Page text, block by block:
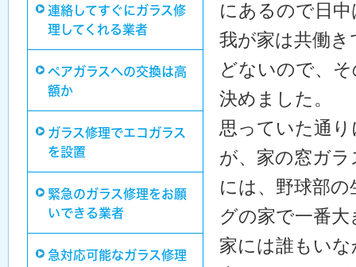
連絡してすぐにガラス修
理してくれる業者
ペアガラスへの交換は高
額か
ガラス修理でエコガラス
を設置
緊急のガラス修理をお願
いできる業者
急対応可能なガラス修理
にあるので日
我が家は共働
どないので、
決めました。
思っていた通
が、家の窓ガ
には、野球部
グの家で一番
家には誰もい